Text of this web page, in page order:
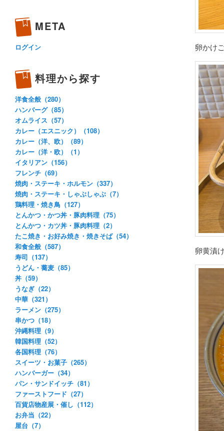
卵かけ
卵黄漬
META
ログイン
料理から探す
洋食全般（280）
ハンバーグ（85）
オムライス（57）
カレー（エスニック）（108）
カレー（洋、欧）（89）
カレー（洋・欧）（1）
イタリアン（156）
フレンチ（69）
焼肉・ステーキ・ホルモン（337）
焼肉・ステーキ・しゃぶしゃぶ（7）
鶏料理・焼き鳥（127）
とんかつ・かつ丼・豚肉料理（75）
とんかつ・カツ丼・豚肉料理（2）
たこ焼き・お好み焼き・焼きそば（54）
和食全般（587）
寿司（137）
うどん・蕎麦（85）
丼（59）
うなぎ（22）
中華（321）
ラーメン（275）
串かつ（18）
沖縄料理（9）
韓国料理（52）
各国料理（76）
スイーツ・お菓子（265）
ハンバーガー（34）
パン・サンドイッチ（81）
ファーストフード（27）
百貨店物産展・催し（112）
お弁当（22）
屋台（7）